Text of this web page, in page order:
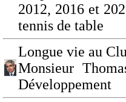
2012, 2016 et
tennis de table
Longue vie au
Monsieur
Développement